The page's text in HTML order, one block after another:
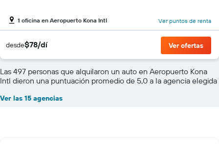
1 oficina en Aeropuerto Kona Intl Ver puntos de renta
desde$78/dí Ver ofertas
Las 497 personas que alquilaron un auto en Aeropuerto Kona
Intl dieron una puntuación promedio de 5,0 a la agencia elegida
Ver las 15 agencias